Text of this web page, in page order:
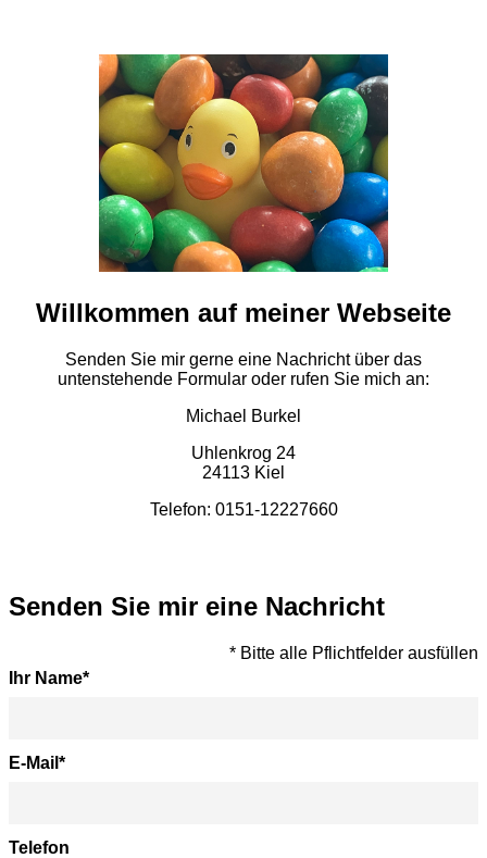
Willkommen auf meiner Webseite
Senden Sie mir gerne eine Nachricht über das
untenstehende Formular oder rufen Sie mich an:
Michael Burkel
Uhlenkrog 24
24113 Kiel
Telefon: 0151-12227660
Senden Sie mir eine Nachricht
* Bitte alle Pflichtfelder ausfüllen
Ihr Name*
E-Mail *
Telefon